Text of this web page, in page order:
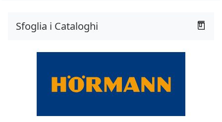
Sfoglia i Cataloghi